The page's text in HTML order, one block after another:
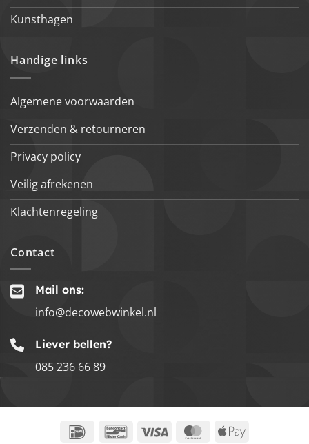
Kunsthagen
Handige links
Algemene voorwaarden
Verzenden & retourneren
Privacy policy
Veilig afrekenen
Klachtenregeling
Contact
Mail ons:
info@decowebwinkel.nl
Liever bellen?
085 236 66 89
IDeal BancontactVisa MasterCardApple